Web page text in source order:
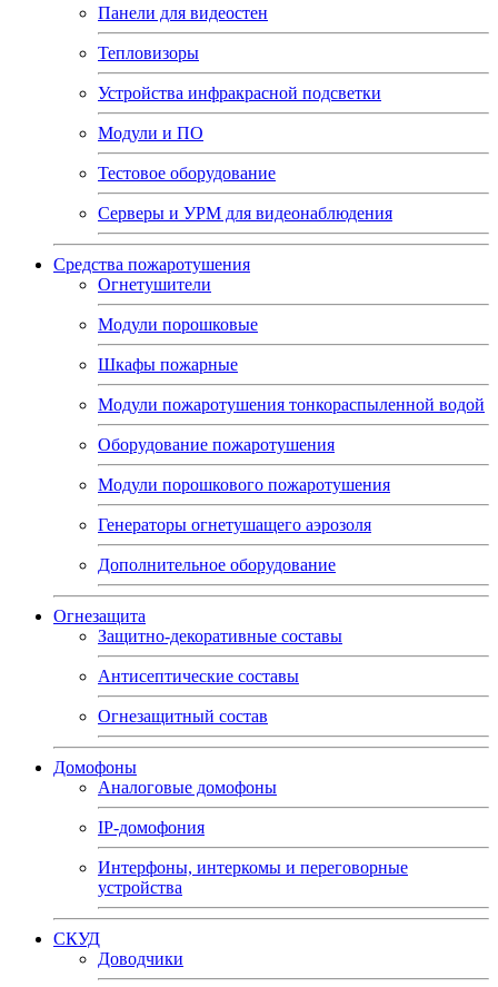
Панели для видеостен
Тепловизоры
Устройства инфракрасной подсветки
Модули и ПО
Тестовое оборудование
Серверы и УРМ для видеонаблюдения
Средства пожаротушения
Огнетушители
Модули порошковые
Шкафы пожарные
Модули пожаротушения тонкораспыленной водой
Оборудование пожаротушения
Модули порошкового пожаротушения
Генераторы огнетушащего аэрозоля
Дополнительное оборудование
Огнезащита
Защитно-декоративные составы
Антисептические составы
Огнезащитный состав
Домофоны
Аналоговые домофоны
IP-домофония
Интерфоны, интеркомы и переговорные
устройства
СКУД
Доводчики